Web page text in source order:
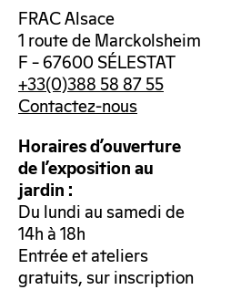
FRAC Alsace
1 route de Marckolsheim
F – 67600 SÉLESTAT
+33(0)388 58 87 55
Contactez-nous
Horaires d’ouverture
de l’exposition au
jardin :
Du lundi au samedi de
14h à 18h
Entrée et ateliers
gratuits, sur inscription